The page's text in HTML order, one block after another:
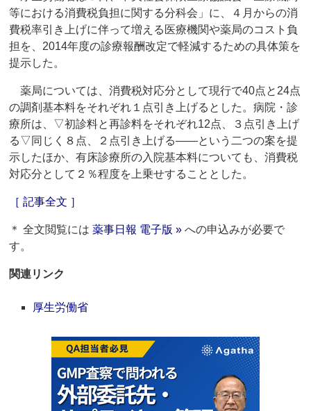
等における消費税負担に関する分科会」に、４月からの消
費税率引き上げに伴って増える医療機関や薬局のコスト負
担を、2014年度の診療報酬改定で軽減するための具体策を
提示した。
薬局については、消費税対応分として現行で40点と24点
の調剤基本料をそれぞれ１点引き上げるとした。病院・診
療所は、▽初診料と再診料をそれぞれ12点、３点引き上げ
る▽同じく８点、２点引き上げる――という二つの案を提
示したほか、有床診療所の入院基本料についても、消費税
対応分として２％程度を上乗せすることとした。
［ 記事全文 ］
＊ 全文閲覧には薬事日報 電子版 » への申込みが必要で
す。
関連リンク
厚生労働省